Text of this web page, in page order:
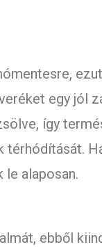
egy jól
így
térhódítását.
le alaposan.
ebből